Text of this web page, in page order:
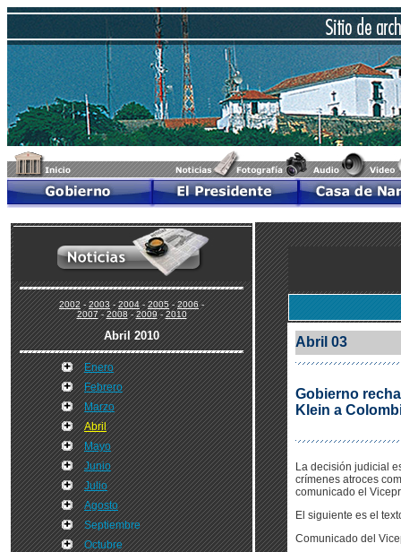
2002-2003-2004-2005-2006-
2007-2008-2009-2010
Abril 2010
Enero
Febrero
Marzo
Abril
Mayo
Junio
Julio
Agosto
Septiembre
Octubre
Abril 03
Gobierno
Klein a
La decisión judicial
crímenes atroces
comunicado el
El siguiente es el
Comunicado del